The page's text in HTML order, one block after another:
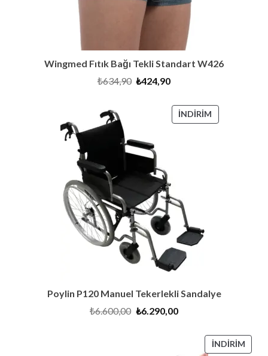
Wingmed Fıtık Bağı Tekli Standart W426
₺634,90 Orijinal
₺424,90Şu
₺424,90.
İNDIRIM
ÜRÜN
Poylin P120 Manuel Tekerlekli Sandalye
₺6.600,00 Orijinal
₺6.290,00Şu
₺6.290,00.İNDIRIM